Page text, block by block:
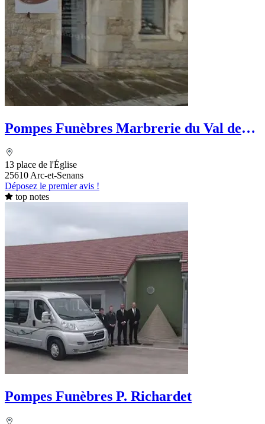
Pompes Funèbres Marbrerie du Val de
13 place de l'Église
25610 Arc-et-Senans
Déposez le premier avis !
top notes
Pompes Funèbres P. Richardet